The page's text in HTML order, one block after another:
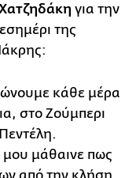
για την
της
κάθε μέρα
στο Ζούμπερι
μάθαινε πως
από την κλήση